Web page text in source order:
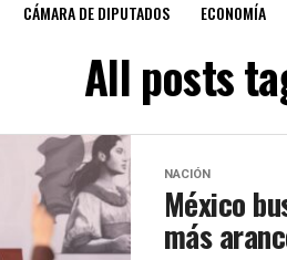
CÁMARA DE DIPUTADOS ECONOMÍA
All posts
NACIÓN
México
más